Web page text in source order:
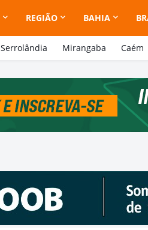
REGIÃO BAHIA
Serrolândia Mirangaba Caém